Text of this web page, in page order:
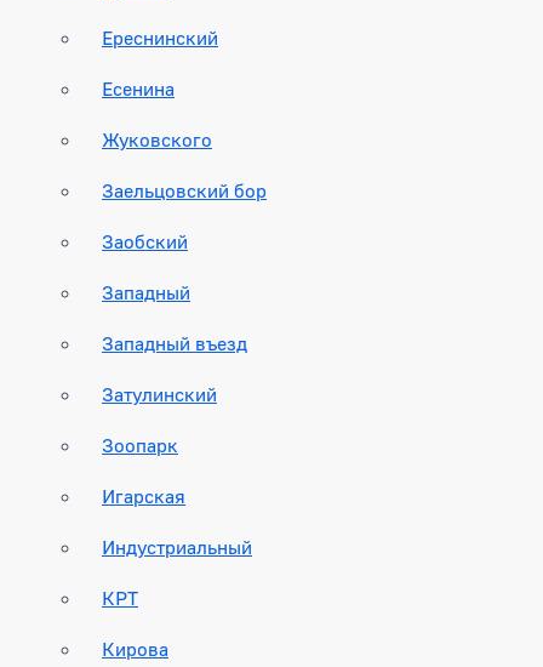
Ереснинский
Есенина
Жуковского
Заельцовский бор
Заобский
Западный
Западный въезд
Затулинский
Зоопарк
Игарская
Индустриальный
КРТ
Кирова